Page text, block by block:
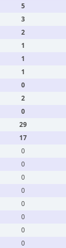
5
3
2
1
1
1
0
2
0
29
17
0
0
0
0
0
0
0
0